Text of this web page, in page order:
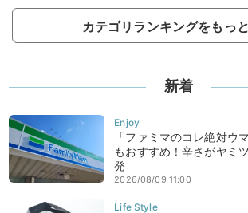
カテゴリランキングをもっ
新着
「ファミマのコレ絶対ウ
もおすすめ！辛さがヤミ
発
2026/08/09 11:00